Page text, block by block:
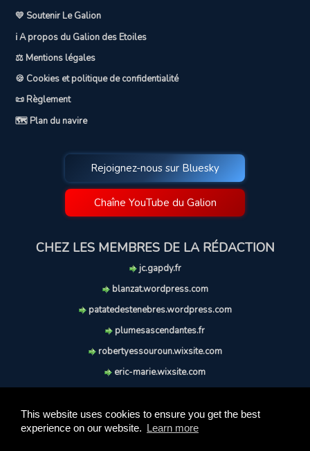
This website uses cookies to ensure you get the best
experience on our website. Learn more
💛 Soutenir Le Galion
ℹ️ A propos du Galion des Etoiles
⚖️ Mentions légales
🍪 Cookies et politique de confidentialité
📜 Règlement
🗺️ Plan du navire
Rejoignez-nous sur Bluesky
Chaîne YouTube du Galion
CHEZ LES MEMBRES DE LA RÉDACTION
jc.gapdy.fr
blanzat.wordpress.com
patatedestenebres.wordpress.com
plumesascendantes.fr
robertyessouroun.wixsite.com
eric-marie.wixsite.com
soufflereve.blogspot.com